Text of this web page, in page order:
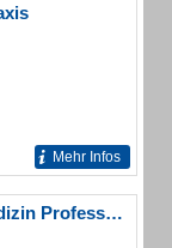
Mehr Infos
Praxisklinik für Zahnmedizin Professor Dr. Sven Rinke M.sc , Dr. Michael Jablonski , Dr. Holger Ziebolz & Kollegen